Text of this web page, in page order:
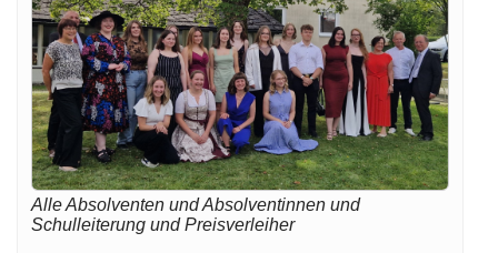
Alle Absolventen und Absolventinnen und
Schulleiterung und Preisverleiher